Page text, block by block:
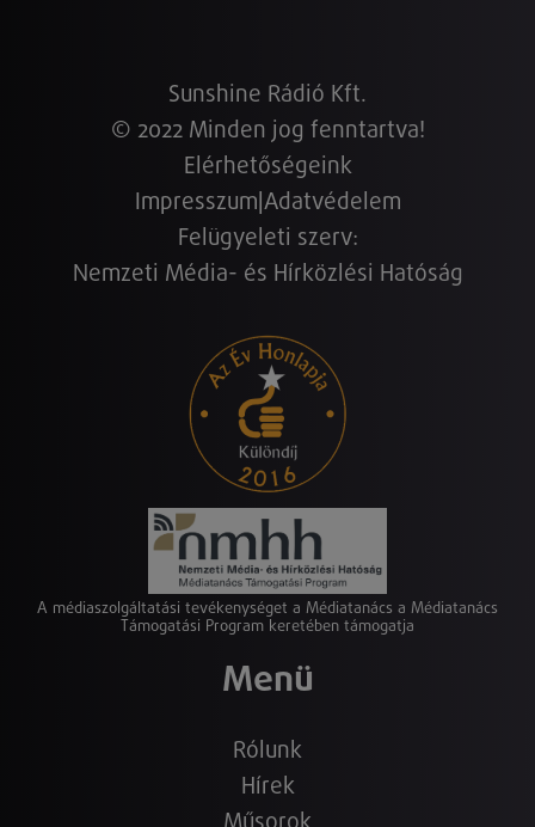
Sunshine Rádió Kft.
© 2022 Minden jog fenntartva!
Elérhetőségeink
Impresszum Adatvédelem
Felügyeleti szerv:
Nemzeti Média- és Hírközlési Hatóság
A médiaszolgáltatási tevékenységet a Médiatanács a Médiatanács
Támogatási Program keretében támogatja
Menü
Rólunk
Hírek